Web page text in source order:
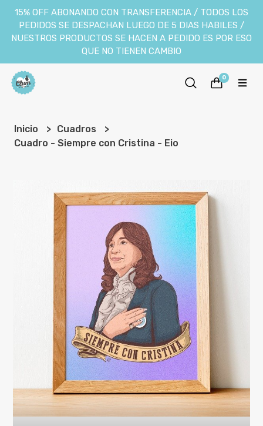
15% OFF ABONANDO CON TRANSFERENCIA / TODOS LOS
PEDIDOS SE DESPACHAN LUEGO DE 5 DIAS HABILES /
NUESTROS PRODUCTOS SE HACEN A PEDIDO ES POR ESO
QUE NO TIENEN CAMBIO
0
Inicio
Cuadros
Cuadro - Siempre con Cristina - Eio